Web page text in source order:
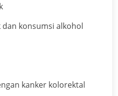
konsumsi alkohol
kanker kolorektal